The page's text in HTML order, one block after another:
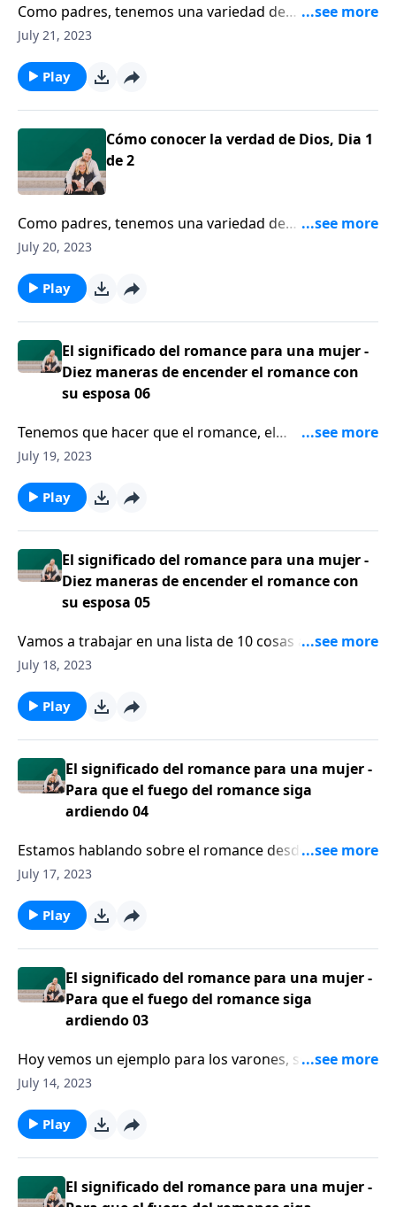
Como padres, tenemos una variedad de
responsabilidades en lo que tiene que ver con la
que hay una responsabilidad que se destaca por
encima de todas las demás.
July 21, 2023
Play
Cómo conocer la verdad de Dios, Dia 1
de 2
Como padres, tenemos una variedad de
responsabilidades en lo que tiene que ver con la
que hay una responsabilidad que se destaca por
encima de todas las demás.
July 20, 2023
Play
El significado del romance para una mujer -
Diez maneras de encender el romance con
su esposa 06
Tenemos que hacer que el romance, el
compañerismo y el tiempo juntos se conviertan en
deliberada, requiere esfuerzo y requiere dirección.
July 19, 2023
Play
El significado del romance para una mujer -
Diez maneras de encender el romance con
su esposa 05
Vamos a trabajar en una lista de 10 cosas acerca del
tema del romance y qué es lo que comunica romance
July 18, 2023
Play
El significado del romance para una mujer -
Para que el fuego del romance siga
ardiendo 04
Estamos hablando sobre el romance desde el punto
de vista de la mujer. La relación, el compromiso,
es lo que define el romance, eso es lo que hace
florecer la relación.
July 17, 2023
Play
El significado del romance para una mujer -
Para que el fuego del romance siga
ardiendo 03
Hoy vemos un ejemplo para los varones, sobre cómo
expresar su amor y devoción para su cónyuge. Los
sobre el tema del romance
July 14, 2023
Play
El significado del romance para una mujer -